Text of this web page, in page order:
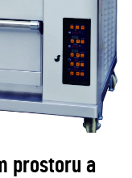
prostoru a